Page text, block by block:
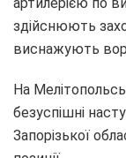
здійснюють
виснажують
На
безуспішні
Запорізької